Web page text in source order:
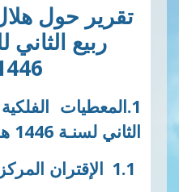
هلال الشهر
الثاني للسنة
الفلكية الخاصة
المركزي: